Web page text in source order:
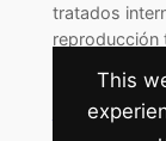
tratados
reproducción
This
Cambiar